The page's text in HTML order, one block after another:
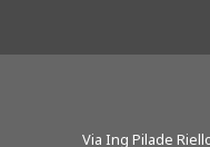
Via Ing Pilade